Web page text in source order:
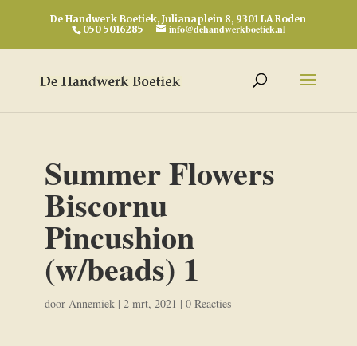
De Handwerk Boetiek, Julianaplein 8, 9301 LA Roden
050 5016285
info@dehandwerkboetiek.nl
Summer Flowers
Biscornu
Pincushion
(w/beads) 1
door Annemiek| 2 mrt, 2021 | 0 Reacties